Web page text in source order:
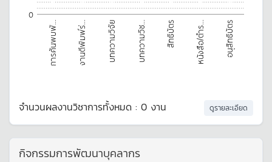
การค้นพบพั... งานตีพิมพ์ร่... บทความวิจัย บทความวิช... สิทธิบัตร หนังสือ/ตำร... อนุสิทธิบัตร
0
0 0 0 0 0 0 0
ดูรายละเอียด
จำนวนผลงานวิชาการทั้งหมด : 0 งาน
กิจกรรมการพัฒนาบุคลากร